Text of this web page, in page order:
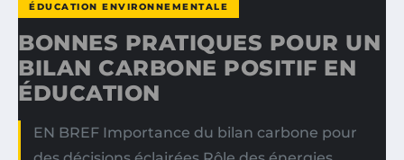
ÉDUCATION ENVIRONNEMENTALE
BONNES PRATIQUES POUR UN
BILAN CARBONE POSITIF EN
ÉDUCATION
EN BREF Importance du bilan carbone pour